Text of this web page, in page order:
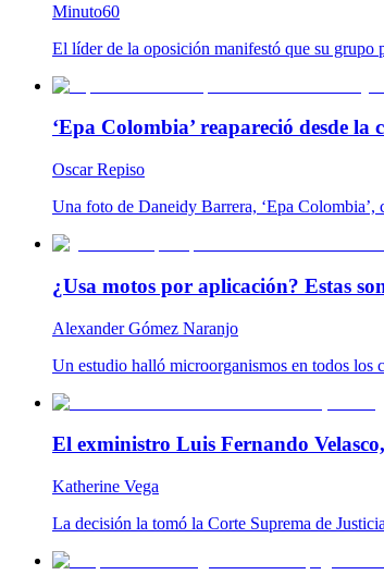
Minuto60
El líder de la oposición manifestó que su grupo
‘Epa Colombia’ reapareció desde
Oscar Repiso
Una foto de Daneidy Barrera, ‘Epa Colombia’,
¿Usa motos por aplicación? Estas
Alexander Gómez Naranjo
Un estudio halló microorganismos en todos los
El exministro Luis Fernando
Katherine Vega
La decisión la tomó la Corte Suprema de